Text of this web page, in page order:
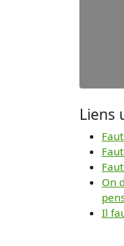
Liens
On
Il